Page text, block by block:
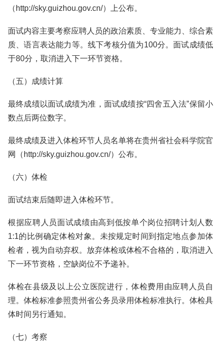
（http://sky.guizhou.gov.cn/）上公布。
面试内容主要考察应聘人员的政治素质、专业能力、综合素
质、语言表达能力等。线下考核分值为100分。面试成绩低
于80分，取消进入下一环节资格。
（五）成绩计算
最终成绩以面试成绩为准，面试成绩按“四舍五入法”保留小
数点后两位数字。
最终成绩及进入体检环节人员名单将在贵州省社会科学院官
网（http://sky.guizhou.gov.cn/）公布。
（六）体检
面试结束后随即进入体检环节。
根据应聘人员面试成绩由高到低按单个岗位招聘计划人数
1:1的比例确定体检对象。未按规定时间到指定地点参加体
检者，视为自动弃权。放弃体检或体检不合格的，取消进入
下一环节资格，空缺岗位不予递补。
体检在县级及以上公立医院进行，体检费用由应聘人员自
理。体检标准参照贵州省公务员录用体检标准执行。体检具
体时间另行通知。
（七）考察